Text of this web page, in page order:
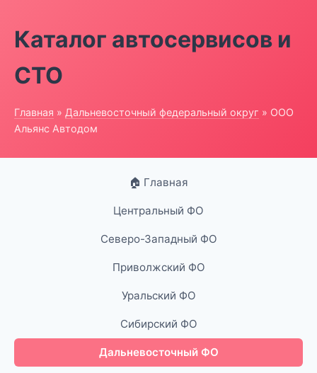
Каталог автосервисов и
СТО
Главная » Дальневосточный федеральный округ » ООО
Альянс Автодом
🏠 Главная
Центральный ФО
Северо-Западный ФО
Приволжский ФО
Уральский ФО
Сибирский ФО
Дальневосточный ФО